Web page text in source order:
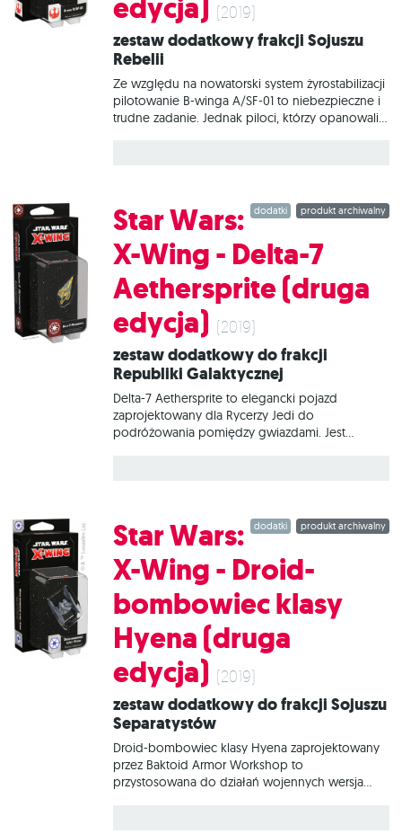
edycja) (2019)
Zestaw dodatkowy frakcji Sojuszu
Rebelii
Ze względu na nowatorski system żyrostabilizacji
pilotowanie B-winga A/SF-01 to niebezpieczne i
trudne zadanie. Jednak piloci, którzy opanowali
Rebelii. W tym zestawie znajduje się wszystko, co
niezbędne, aby dodać do gry 1 statek B-wing
produkt archiwalny
dodatki
Star Wars:
X-Wing - Delta-7
Aethersprite (druga
edycja) (2019)
Zestaw dodatkowy do frakcji
Republiki Galaktycznej
Delta-7 Aethersprite to elegancki pojazd
zaprojektowany dla Rycerzy Jedi do
podróżowania pomiędzy gwiazdami. Jest
latać z niezrównaną precyzją. W tym zestawie
znajduje się wszystko, co niezbędne, aby dodać
produkt archiwalny
dodatki
Star Wars:
X-Wing - Droid-
bombowiec klasy
Hyena (druga
edycja) (2019)
Zestaw dodatkowy do frakcji Sojuszu
Separatystów
Droid-bombowiec klasy Hyena zaprojektowany
przez Baktoid Armor Workshop to
przystosowana do działań wojennych wersja